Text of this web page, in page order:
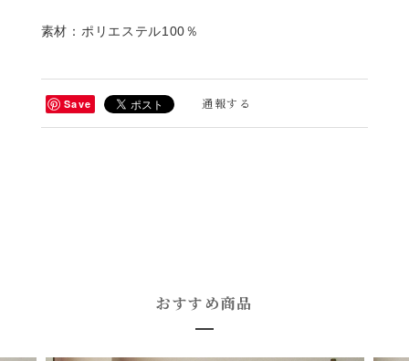
素材：ポリエステル100％
Save 通報する
おすすめ商品